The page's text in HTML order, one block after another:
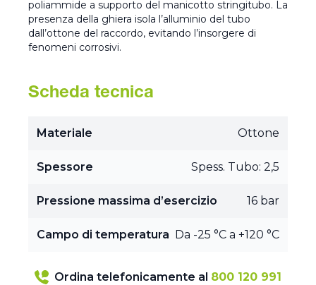
poliammide a supporto del manicotto stringitubo. La
presenza della ghiera isola l’alluminio del tubo
dall’ottone del raccordo, evitando l’insorgere di
fenomeni corrosivi.
Scheda tecnica
Materiale Ottone
Spessore Spess. Tubo: 2,5
Pressione massima d’esercizio 16 bar
Campo di temperatura Da -25 °C a +120 °C
Ordina telefonicamente al 800 120 991